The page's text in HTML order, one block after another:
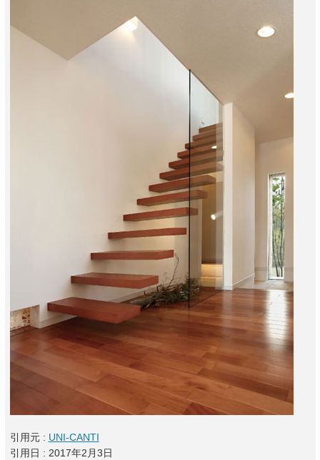
引用元 : UNI-CANTI
引用日 : 2017年2月3日